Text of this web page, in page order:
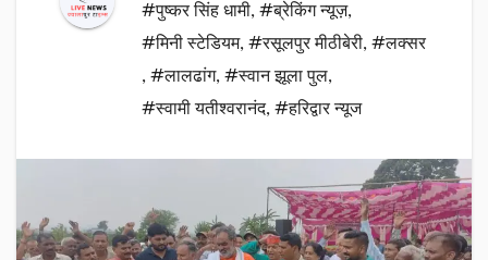
#पुष्कर सिंह धामी, #ब्रेकिंग न्यूज़,
#मिनी स्टेडियम, #रसूलपुर मीठीबेरी, #लक्सर
, #लालढांग, #स्वान झूला पुल,
#स्वामी यतीश्वरानंद, #हरिद्वार न्यूज